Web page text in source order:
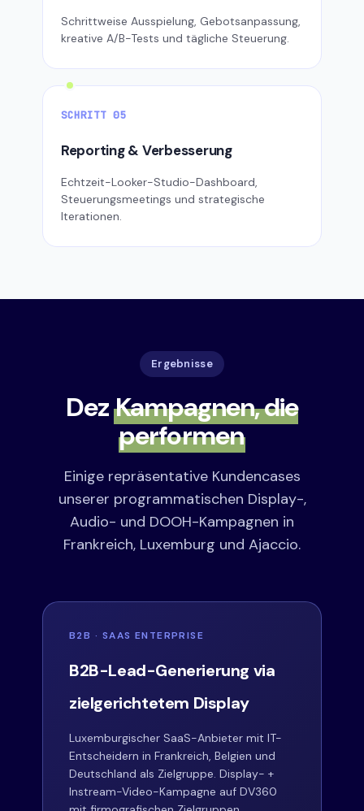
Schrittweise Ausspielung, Gebotsanpassung,
kreative A/B-Tests und tägliche Steuerung.
SCHRITT 05
Reporting & Verbesserung
Echtzeit-Looker-Studio-Dashboard,
Steuerungsmeetings und strategische
Iterationen.
Ergebnisse
DezKampagnen, die
performen
Einige repräsentative Kundencases
unserer programmatischen Display-,
Audio- und DOOH-Kampagnen in
Frankreich, Luxemburg und Ajaccio.
B2B · SAAS ENTERPRISE
B2B-Lead-Generierung via
zielgerichtetem Display
Luxemburgischer SaaS-Anbieter mit IT-
Entscheidern in Frankreich, Belgien und
Deutschland als Zielgruppe. Display- +
Instream-Video-Kampagne auf DV360